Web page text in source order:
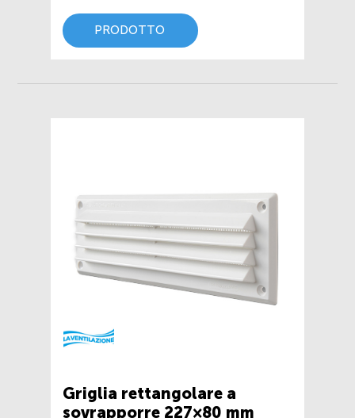
PRODOTTO
Griglia rettangolare a
sovrapporre 227×80 mm